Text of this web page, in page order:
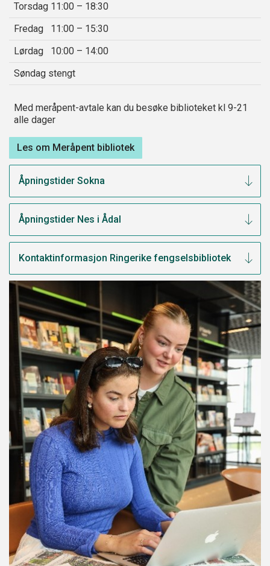
Torsdag 11:00 – 18:30
Fredag 11:00 – 15:30
Lørdag 10:00 – 14:00
Søndag stengt
Med meråpent-avtale kan du besøke biblioteket kl 9-21
alle dager
Les om Meråpent bibliotek
Åpningstider Sokna
Åpningstider Nes i Ådal
Kontaktinformasjon Ringerike fengselsbibliotek